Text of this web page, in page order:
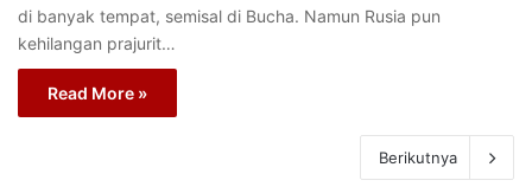
di banyak tempat, semisal di Bucha. Namun Rusia pun
kehilangan prajurit…
Read More »
Berikutnya